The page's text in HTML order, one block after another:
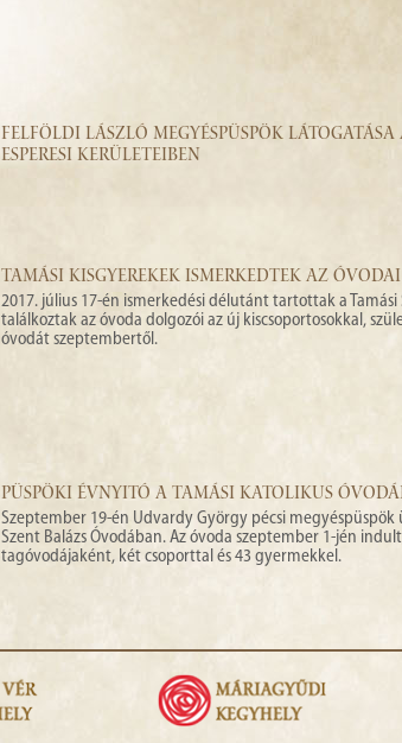
FELFÖLDI LÁSZLÓ MEGYÉSPÜSPÖK LÁTOGATÁSA
ESPERESI KERÜLETEIBEN
TAMÁSI KISGYEREKEK ISMERKEDTEK AZ
2017. július 17-én ismerkedési délutánt tartottak a
találkoztak az óvoda dolgozói az új kiscsoportosokkal,
óvodát szeptembertől.
PÜSPÖKI ÉVNYITÓ A TAMÁSI KATOLIKUS
Szeptember 19-én Udvardy György pécsi
Szent Balázs Óvodában. Az óvoda szeptember 1-jén
tagóvodájaként, két csoporttal és 43 gyermekkel.